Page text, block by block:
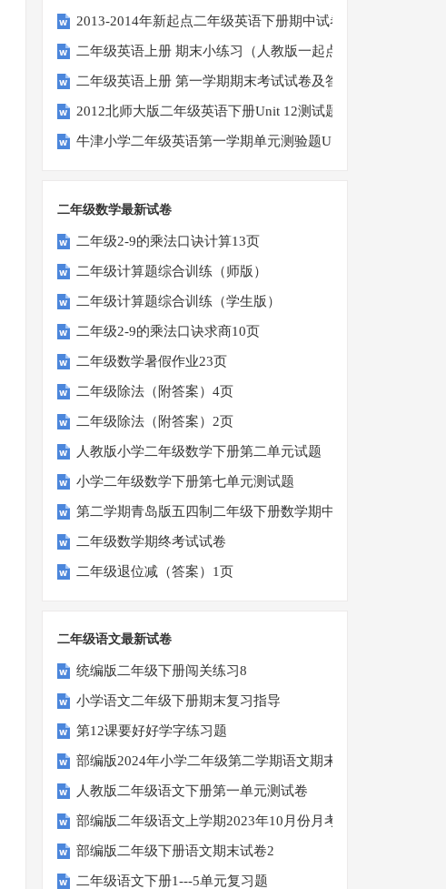
2013-2014年新起点二年级英语下册期中试卷
二年级英语上册 期末小练习（人教版一起点）
二年级英语上册 第一学期期末考试试卷及答案（一）（人教
2012北师大版二年级英语下册Unit 12测试题
牛津小学二年级英语第一学期单元测验题U1-U2
二年级数学最新试卷
二年级2-9的乘法口诀计算13页
二年级计算题综合训练（师版）
二年级计算题综合训练（学生版）
二年级2-9的乘法口诀求商10页
二年级数学暑假作业23页
二年级除法（附答案）4页
二年级除法（附答案）2页
人教版小学二年级数学下册第二单元试题
小学二年级数学下册第七单元测试题
第二学期青岛版五四制二年级下册数学期中考试卷
二年级数学期终考试试卷
二年级退位减（答案）1页
二年级语文最新试卷
统编版二年级下册闯关练习8
小学语文二年级下册期末复习指导
第12课要好好学字练习题
部编版2024年小学二年级第二学期语文期末综合测试
人教版二年级语文下册第一单元测试卷
部编版二年级语文上学期2023年10月份月考试卷
部编版二年级下册语文期末试卷2
二年级语文下册1---5单元复习题